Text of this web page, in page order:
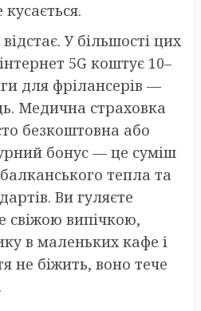
У більшості цих
5G коштує 10–
для фрілансерів —
Медична страховка
безкоштовна або
бонус — це суміш
тепла та
Ви гуляєте
свіжою випічкою,
в маленьких кафе і
не біжить, воно тече